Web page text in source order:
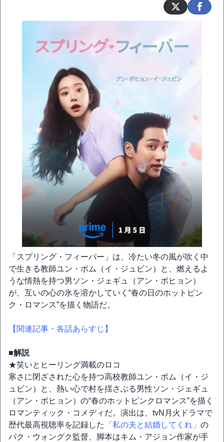
「スプリング・フィーバー」は、冷たい冬の風が吹く中
で生きる教師ユン・ボム（イ・ジュビン）と、燃えるよ
うな情熱を持つ男ソン・ジェギュ（アン・ボヒョン）
が、互いの心の氷を溶かしていく“春の日のホットピン
ク・ロマンス”を描く物語だ。
【関連記事・各話あらすじ】
■解説
★笑いとヒーリング満載のロコ
寒さに閉ざされた心を持つ高校教師ユン・ボム（イ・ジ
ュビン）と、熱い心で村を揺さぶる男性ソン・ジェギュ
（アン・ボヒョン）の“春のホットピンクロマンス”を描く
ロマンティック・コメディだ。演出は、tvN月火ドラマで
歴代最高視聴率を記録した
「私の夫と結婚してくれ」 の
パク・ウォングク監督、脚本はキム・アジョン作家が手